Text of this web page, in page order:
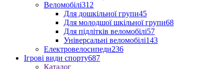
Веломобілі312
Для дошкільної групи45
Для молодшої шкільної групи68
Для підлітків веломобілі57
Універсальні веломобілі143
Електровелосипеди236
Ігрові види спорту687
Каталог